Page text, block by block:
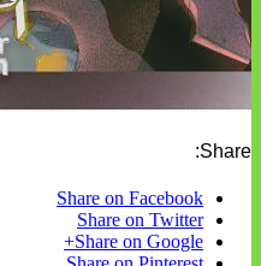
Share:
Share on Facebook
Share on Twitter
Share on Google+